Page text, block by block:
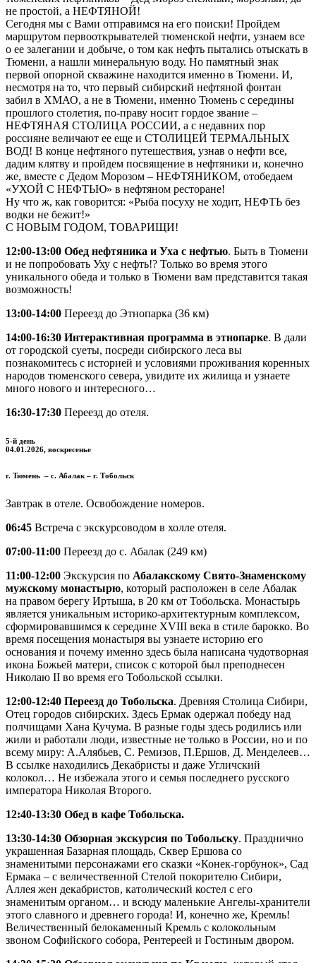
не простой, а НЕФТЯНОЙ!
Сегодня мы с Вами отправимся на его поиски! Пройдем
маршрутом первооткрывателей тюменской нефти, узнаем все
о ее залегании и добыче, о том как нефть пытались отыскать в
Тюмени, а нашли минеральную воду. Но памятный знак
первой опорной скважине находится именно в Тюмени. И,
несмотря на то, что первый сибирский нефтяной фонтан
забил в ХМАО, а не в Тюмени, именно Тюмень с середины
прошлого столетия, по-праву носит гордое звание –
НЕФТЯНАЯ СТОЛИЦА РОССИИ, а с недавних пор
россияне величают ее еще и СТОЛИЦЕЙ ТЕРМАЛЬНЫХ
ВОД! В конце нефтяного путешествия, узнав о нефти все,
дадим клятву и пройдем посвящение в нефтяники и, конечно
же, вместе с Дедом Морозом – НЕФТЯНИКОМ, отобедаем
«УХОЙ С НЕФТЬЮ» в нефтяном ресторане!
Ну что ж, как говорится: «Рыба посуху не ходит, НЕФТЬ без
водки не бежит!»
С НОВЫМ ГОДОМ, ТОВАРИЩИ!
12:00-13:00 Обед нефтяника и Уха с нефтью. Быть в Тюмени
и не попробовать Уху с нефть!? Только во время этого
уникального обеда и только в Тюмени вам представится такая
возможность!
13:00-14:00 Переезд до Этнопарка (36 км)
14:00-16:30 Интерактивная программа в этнопарке. В дали
от городской суеты, посреди сибирского леса вы
познакомитесь с историей и условиями проживания коренных
народов тюменского севера, увидите их жилища и узнаете
много нового и интересного…
16:30-17:30 Переезд до отеля.
5-й день
04.01.2026, воскресенье
г. Тюмень – с. Абалак – г. Тобольск
Завтрак в отеле. Освобождение номеров.
06:45 Встреча с экскурсоводом в холле отеля.
07:00-11:00 Переезд до с. Абалак (249 км)
11:00-12:00 Экскурсия по Абалакскому Свято-Знаменскому
мужскому монастырю, который расположен в селе Абалак
на правом берегу Иртыша, в 20 км от Тобольска. Монастырь
является уникальным историко-архитектурным комплексом,
сформировавшимся к середине XVIII века в стиле барокко. Во
время посещения монастыря вы узнаете историю его
основания и почему именно здесь была написана чудотворная
икона Божьей матери, список с которой был преподнесен
Николаю II во время его Тобольской ссылки.
12:00-12:40 Переезд до Тобольска. Древняя Столица Сибири,
Отец городов сибирских. Здесь Ермак одержал победу над
полчищами Хана Кучума. В разные годы здесь родились или
жили и работали люди, известные не только в России, но и по
всему миру: А.Алябьев, С. Ремизов, П.Ершов, Д. Менделеев…
В ссылке находились Декабристы и даже Угличский
колокол… Не избежала этого и семья последнего русского
императора Николая Второго.
12:40-13:30 Обед в кафе Тобольска.
13:30-14:30 Обзорная экскурсия по Тобольску. Празднично
украшенная Базарная площадь, Сквер Ершова со
знаменитыми персонажами его сказки «Конек-горбунок», Сад
Ермака – с величественной Стелой покорителю Сибири,
Аллея жен декабристов, католический костел с его
знаменитым органом… и всюду маленькие Ангелы-хранители
этого славного и древнего города! И, конечно же, Кремль!
Величественный белокаменный Кремль с колокольным
звоном Софийского собора, Рентереей и Гостиным двором.